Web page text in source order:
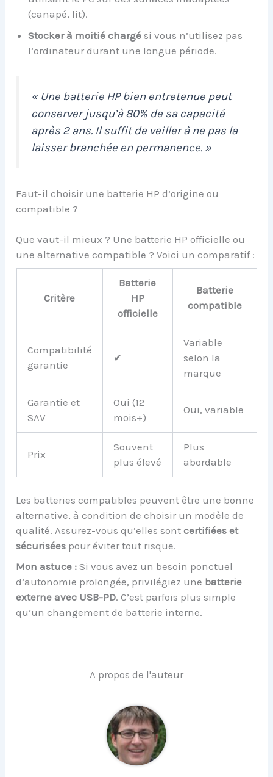
(canapé, lit).
Stocker à moitié chargé si vous n’utilisez pas
l’ordinateur durant une longue période.
« Une batterie HP bien entretenue peut
conserver jusqu’à 80% de sa capacité
après 2 ans. Il suffit de veiller à ne pas la
laisser branchée en permanence. »
Faut-il choisir une batterie HP d’origine ou
compatible ?
Que vaut-il mieux ? Une batterie HP officielle ou
une alternative compatible ? Voici un comparatif :
Critère
Batterie
HP
officielle
Batterie
compatible
Compatibilité
garantie
✔
Variable
selon la
marque
Garantie et
SAV
Oui (12
mois+)
Oui, variable
Prix
Souvent
plus élevé
Plus
abordable
Les batteries compatibles peuvent être une bonne
alternative, à condition de choisir un modèle de
qualité. Assurez-vous qu’elles sontcertifiées et
sécurisées pour éviter tout risque.
Mon astuce : Si vous avez un besoin ponctuel
d’autonomie prolongée, privilégiez une batterie
externe avec USB-PD. C’est parfois plus simple
qu’un changement de batterie interne.
A propos de l'auteur